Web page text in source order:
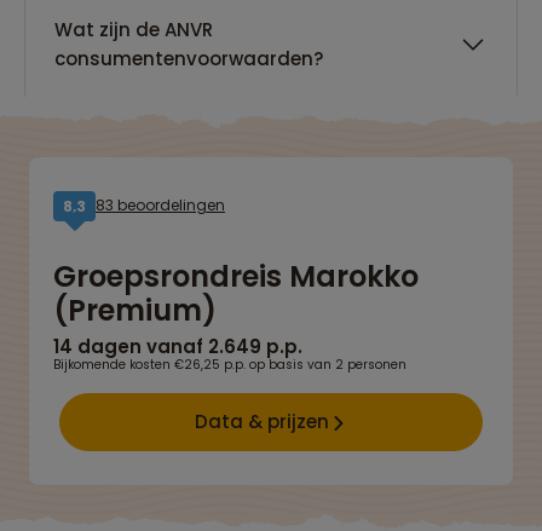
Wat zijn de ANVR
consumentenvoorwaarden?
8,3 83 beoordelingen
Groepsrondreis Marokko
(Premium)
14 dagen vanaf 2.649 p.p.
Bijkomende kosten €26,25 p.p. op basis van 2 personen
Data & prijzen